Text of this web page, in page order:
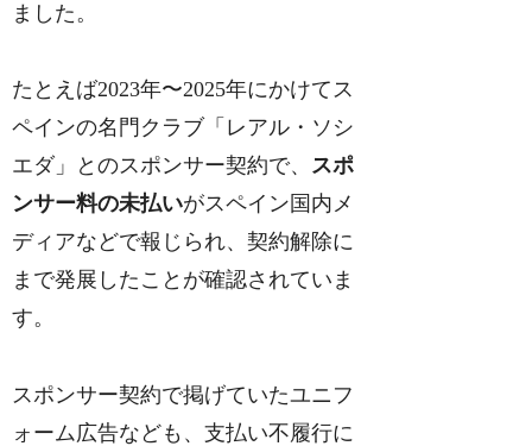
ました。
たとえば2023年〜2025年にかけてス
ペインの名門クラブ「レアル・ソシ
エダ」とのスポンサー契約で、 スポ
ンサー料の未払いがスペイン国内メ
ディアなどで報じられ、契約解除に
まで発展したことが確認されていま
す。
スポンサー契約で掲げていたユニフ
ォーム広告なども、支払い不履行に